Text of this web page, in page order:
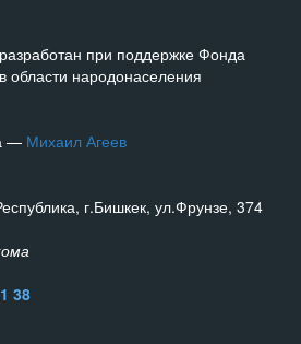
при поддержке Фонда
народонаселения
— Михаил Агеев
г.Бишкек, ул.Фрунзе, 374
38